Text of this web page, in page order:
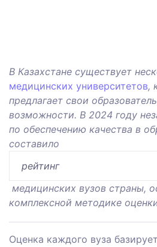
В Казахстане существует
медицинских университетов,
предлагает свои
возможности. В 2024 году
по обеспечению качества в
составило
рейтинг
медицинских вузов страны,
комплексной методике
Оценка каждого вуза